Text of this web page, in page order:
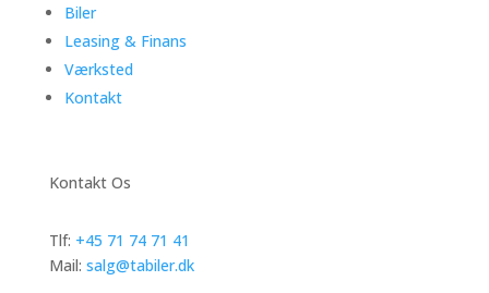
Biler
Leasing & Finans
Værksted
Kontakt
Kontakt Os
Tlf: +45 71 74 71 41
Mail: salg@tabiler.dk